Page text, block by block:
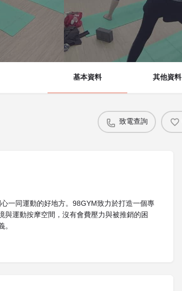
基本資料 其他資料
致電查詢
一同運動的好地方。98GYM致力於打造一個專
與運動按摩空間，沒有會費壓力與被推銷的困
。